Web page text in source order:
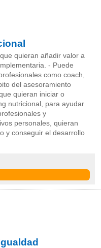
quieran añadir valor a
- Puede
como coach,
del asesoramiento
quieran iniciar o
nutricional, para ayudar
y
personales, quieran
y conseguir el desarrollo